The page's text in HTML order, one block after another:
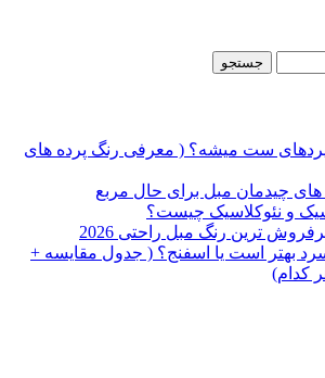
جستجو
ست میشه؟ ( معرفی رنگ پرده های
چیدمان مبل برای حال مربع
و نئوکلاسیک چیست؟
ترین رنگ مبل راحتی 2026
بهتر است یا اسفنج؟ ( جدول مقایسه +
کدام)